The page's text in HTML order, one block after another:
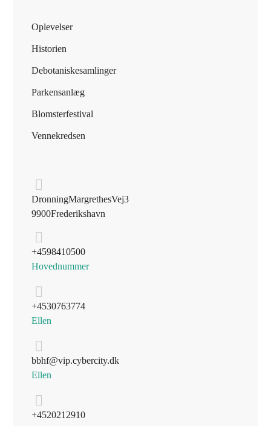
Oplevelser
Historien
De botaniske samlinger
Parkens anlæg
Blomsterfestival
Vennekredsen
Dronning Margrethes Vej 3
9900 Frederikshavn
+45 98 41 05 00
Hovednummer
+45 30 76 37 74
Ellen
bbhf@vip.cybercity.dk
Ellen
+45 20 21 29 10